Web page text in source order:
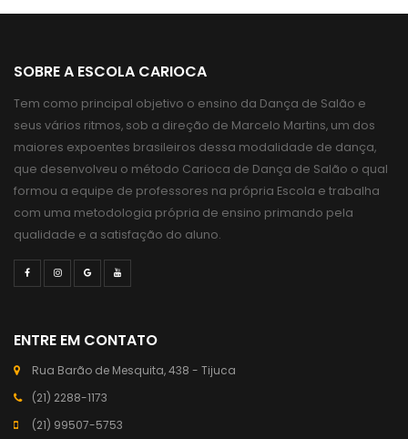
SOBRE A ESCOLA CARIOCA
Tem como principal objetivo o ensino da Dança de Salão e
seus vários ritmos, sob a direção de Marcelo Martins, um dos
maiores expoentes brasileiros dessa modalidade de dança,
que desenvolveu o método Carioca de Dança de Salão o qual
formou a equipe de professores na própria Escola e trabalha
com uma metodologia própria de ensino primando pela
qualidade e a satisfação do aluno.
ENTRE EM CONTATO
Rua Barão de Mesquita, 438 - Tijuca
(21) 2288-1173
(21) 99507-5753